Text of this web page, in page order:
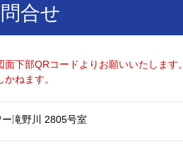
合せ
下部QRコードよりお願いいたします。
ねます。
滝野川 2805号室